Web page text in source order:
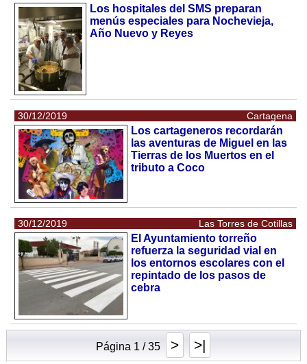
Los hospitales del SMS preparan
menús especiales para Nochevieja,
Año Nuevo y Reyes
30/12/2019 Cartagena
Los cartageneros recordarán
las aventuras de Miguel en las
Tierras de los Muertos en el
tributo a Coco
30/12/2019 Las Torres de Cotillas
El Ayuntamiento torreño
refuerza la seguridad vial en
los entornos escolares con el
repintado de los pasos de
cebra
Página 1 / 35 > >|